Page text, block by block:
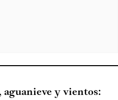
aguanieve y vientos: